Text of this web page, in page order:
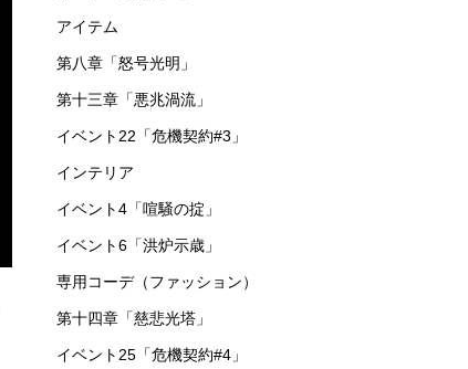
アイテム
第八章「怒号光明」
第十三章「悪兆渦流」
イベント22「危機契約#3」
インテリア
イベント4「喧騒の掟」
イベント6「洪炉示歳」
専用コーデ（ファッション）
第十四章「慈悲光塔」
イベント25「危機契約#4」